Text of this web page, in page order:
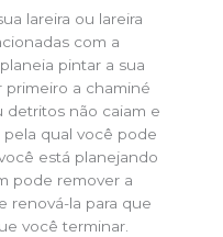
lareira ou lareira
com a
pintar a sua
primeiro a chaminé
detritos não caiam e
pela qual você pode
está planejando
pode remover a
renová-la para que
você terminar.